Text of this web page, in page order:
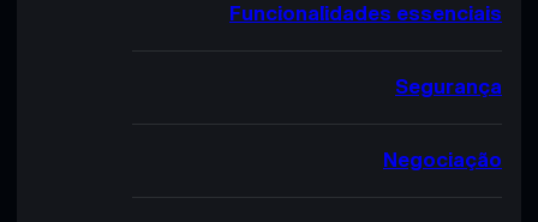
Funcionalidades essenciais
Segurança
Negociação